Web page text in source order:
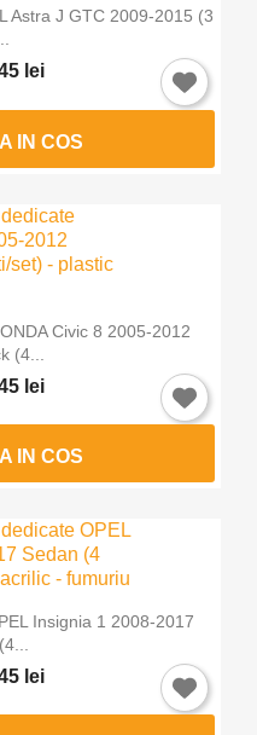
Astra J GTC 2009-2015 (3
lei
IN COS
Civic 8 2005-2012
(4...
lei
IN COS
Insignia 1 2008-2017
lei